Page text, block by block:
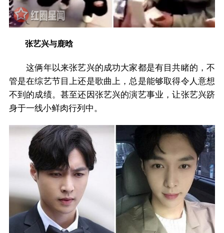
张艺兴与鹿晗
这俩年以来张艺兴的成功大家都是有目共睹的，不
管是在综艺节目上还是歌曲上，总是能够取得令人意想
不到的成绩。甚至还因张艺兴的演艺事业，让张艺兴跻
身于一线小鲜肉行列中。